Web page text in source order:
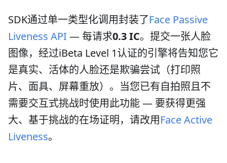
SDK通过单一类型化调用封装了Face Passive
Liveness API — 每请求0.3 IC。提交一张人脸
图像，经过iBeta Level 1认证的引擎将告知您它
是真实、活体的人脸还是欺骗尝试（打印照
片、面具、屏幕重放）。当您已有自拍照且不
需要交互式挑战时使用此功能 — 要获得更强
大、基于挑战的在场证明，请改用Face Active
Liveness。